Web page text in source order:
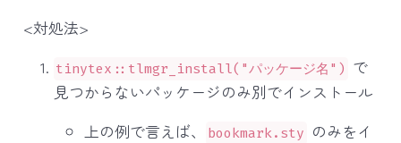
<対処法>
tinytex::tlmgr_install("パッケージ名") で
見つからないパッケージのみ別でインストール
上の例で言えば、
bookmark.sty のみをイ